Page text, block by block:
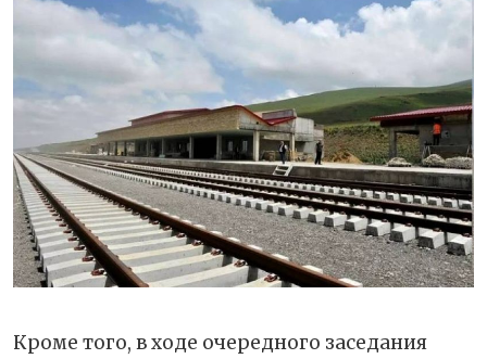
Кроме того, в ходе очередного заседания